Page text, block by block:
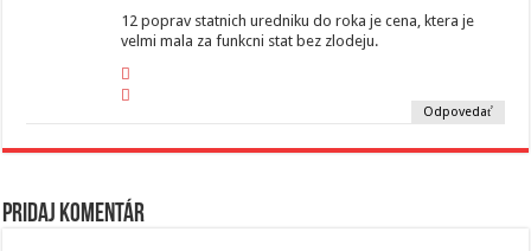
12 poprav statnich uredniku do roka je cena, ktera je
velmi mala za funkcni stat bez zlodeju.
Odpovedať
Pridaj komentár